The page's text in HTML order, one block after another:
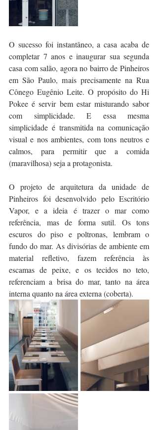
O sucesso foi instantâneo, a casa acaba de
completar 7 anos e inaugurar sua segunda
casa com salão, agora no bairro de Pinheiros
em São Paulo, mais precisamente na Rua
Cônego Eugênio Leite. O propósito do Hi
Pokee é servir bem estar misturando sabor
com simplicidade. E essa mesma
simplicidade é transmitida na comunicação
visual e nos ambientes, com tons neutros e
calmos, para permitir que a comida
(maravilhosa) seja a protagonista.
O projeto de arquitetura da unidade de
Pinheiros foi desenvolvido pelo Escritório
Vapor, e a ideia é trazer o mar como
referência, mas de forma sutil. Os tons
escuros do piso e poltronas, lembram o
fundo do mar. As divisórias de ambiente em
material refletivo, fazem referência às
escamas de peixe, e os tecidos no teto,
referenciam a brisa do mar, tanto na área
interna quanto na área externa (coberta).